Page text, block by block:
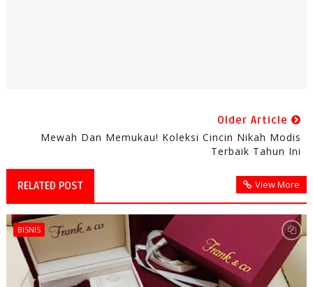
Older Article
Mewah Dan Memukau! Koleksi Cincin Nikah Modis
Terbaik Tahun Ini
RELATED POST View More
BISNIS